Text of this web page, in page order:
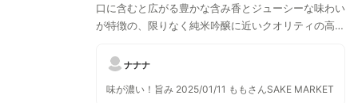
口に含むと広がる豊かな含み香とジューシーな味わい
が特徴の、限りなく純米吟醸に近いクオリティの高い
ナナナ
味が濃い！旨み 2025/01/11 ももさんSAKE MARKET